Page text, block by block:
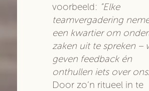
voorbeeld: “Elke
teamvergadering
een kwartier om
zaken uit te spreken –
geven feedback én
onthullen iets over
Door zo’n ritueel in te